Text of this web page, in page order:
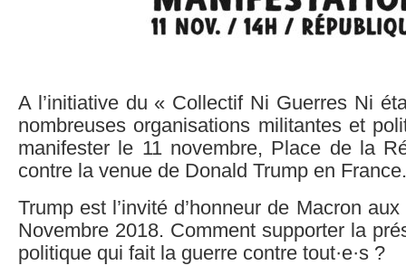
A l’initiative du « Collectif Ni Guerres Ni
nombreuses organisations militantes et
manifester le 11 novembre, Place de la
contre la venue de Donald Trump en France.
Trump est l’invité d’honneur de Macron
Novembre 2018. Comment supporter la
politique qui fait la guerre contre tout·e·s ?